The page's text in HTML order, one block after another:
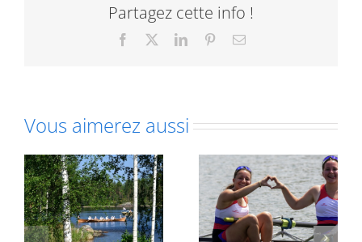
Partagez cette info !
Facebook LinkedInPinterestEmail
Vous aimerez aussi